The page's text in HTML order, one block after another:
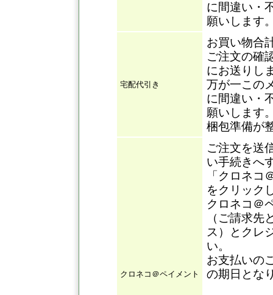
に間違い・
願いします
宅配代引き
お買い物合
ご注文の確
にお送りし
万が一この
に間違い・
願いします
梱包準備が
クロネコ＠ペイメント
ご注文を送
い手続きへ
「クロネコ
をクリック
クロネコ＠
（ご請求先
ス）とクレ
い。
お支払いの
の期日とな